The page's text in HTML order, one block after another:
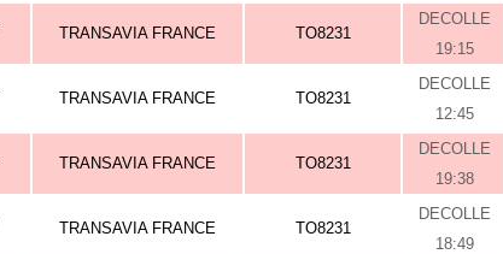
TRANSAVIA FRANCE TO8231
DECOLLE
19:15
TRANSAVIA FRANCE TO8231
DECOLLE
12:45
TRANSAVIA FRANCE TO8231
DECOLLE
19:38
TRANSAVIA FRANCE TO8231
DECOLLE
18:49